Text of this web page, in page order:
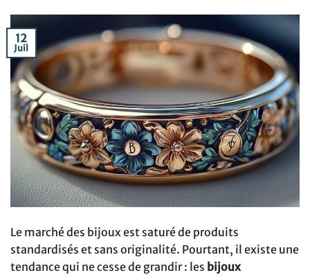
12
Juil
Le marché des bijoux est saturé de produits
standardisés et sans originalité. Pourtant, il existe une
tendance qui ne cesse de grandir : les bijoux